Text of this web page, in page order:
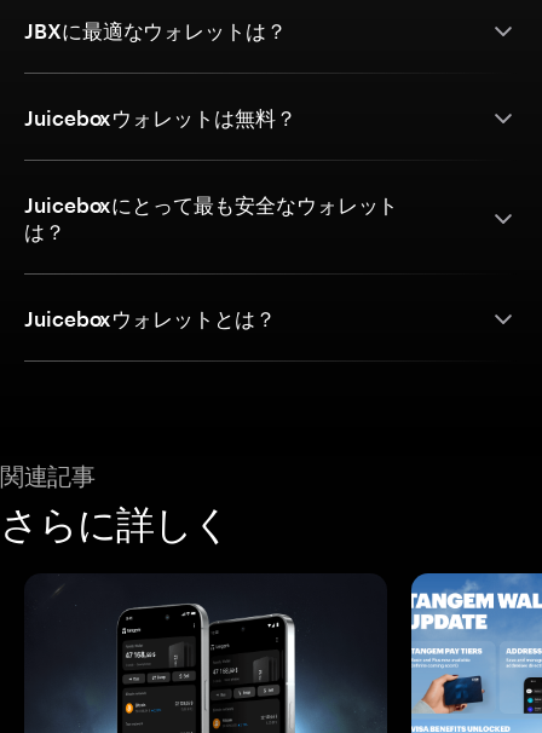
JBXに最適なウォレットは？
Juiceboxウォレットは無料？
Juiceboxにとって最も安全なウォレット
は？
Juiceboxウォレットとは？
関連記事
さらに詳しく